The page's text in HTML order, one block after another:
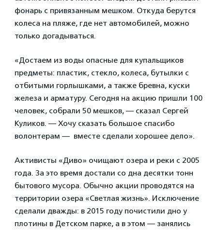
фонарь с привязанным мешком. Откуда берутся
колеса на пляже, где нет автомобилей, можно
только догадываться.
«Достаем из воды опасные для купальщиков
предметы: пластик, стекло, колеса, бутылки с
отбитыми горлышками, а также бревна, куски
железа и арматуру. Сегодня на акцию пришли 100
человек, собрали 50 мешков, — сказал Сергей
Куликов. — Хочу сказать большое спасибо
волонтерам — вместе сделали хорошее дело».
Активисты «Диво» очищают озера и реки с 2005
года. За это время достали со дна десятки тонн
бытового мусора. Обычно акции проводятся на
территории озера «Светлая жизнь». Исключение
сделали дважды: в 2015 году почистили дно у
плотины в Детском парке, а в этом — занялись